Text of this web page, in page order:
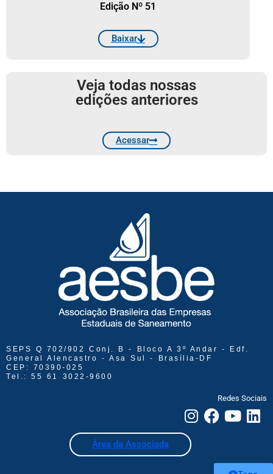
Edição Nº 51
Baixar
Veja todas nossas
edições anteriores
Acessar
SEPS Q 702/902 Conj. B - Bloco A 3º Andar - Edf.
General Alencastro - Asa Sul - Brasília-DF
CEP: 70390-025
Tel.: 55 61 3022-9600
Redes Sociais
Área da Associada